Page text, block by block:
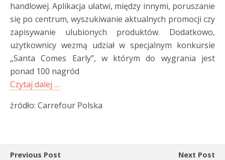
handlowej. Aplikacja ułatwi, między innymi, poruszanie
się po centrum, wyszukiwanie aktualnych promocji czy
zapisywanie ulubionych produktów. Dodatkowo,
użytkownicy wezmą udział w specjalnym konkursie
„Santa Comes Early”, w którym do wygrania jest
ponad 100 nagród
Czytaj dalej …
źródło: Carrefour Polska
Previous Post
Next Post